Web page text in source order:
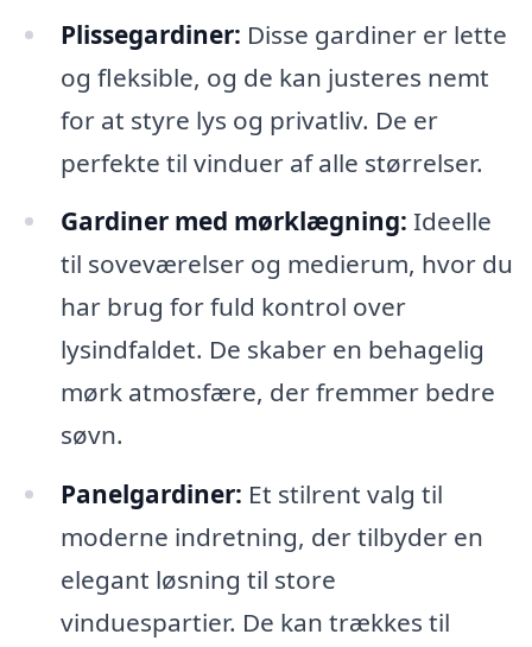
Plissegardiner: Disse gardiner er lette
og fleksible, og de kan justeres nemt
for at styre lys og privatliv. De er
perfekte til vinduer af alle størrelser.
Gardiner med mørklægning: Ideelle
til soveværelser og medierum, hvor du
har brug for fuld kontrol over
lysindfaldet. De skaber en behagelig
mørk atmosfære, der fremmer bedre
søvn.
Panelgardiner: Et stilrent valg til
moderne indretning, der tilbyder en
elegant løsning til store
vinduespartier. De kan trækkes til